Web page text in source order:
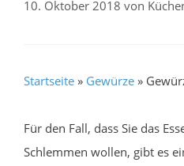
10. Oktober 2018 von
Startseite » Gewürze »
Für den Fall, dass Sie das
Schlemmen wollen, gibt es